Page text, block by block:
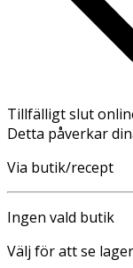
Tillfälligt slut
Detta påverkar
Via butik/recept
Ingen vald butik
Välj för att se